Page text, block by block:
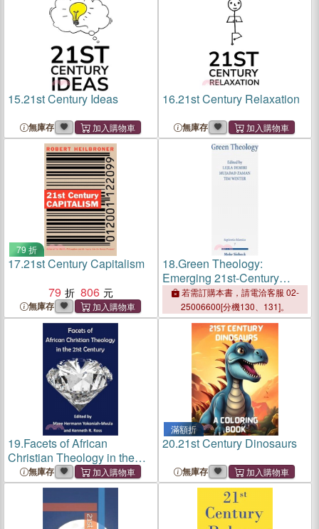
15.21st Century Ideas
無庫存
16.21st Century Relaxation
無庫存
79 折
17.21st Century Capitalism
79
806
無庫存
18.Green Theology:
Emerging 21st-Century
Muslim and Christian
Discourses on Ecology
若需訂購本書，請電洽客服 02-
25006600[分機130、131]。
19.Facets of African
Christian Theology in the
21st Century
無庫存
滿額折
20.21st Century Dinosaurs
無庫存